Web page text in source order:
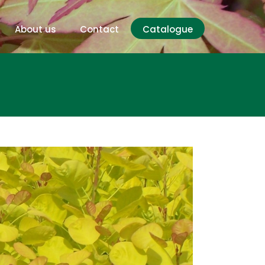
About us Contact Catalogue